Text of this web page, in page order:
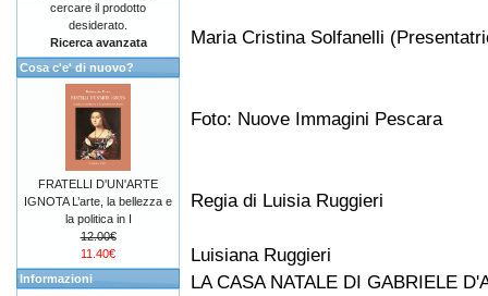
Maria Cristina Solfanelli
Foto: Nuove Immagini Pescara
Regia di Luisia Ruggieri
Luisiana Ruggieri
LA CASA NATALE DI GABRIELE
cercare il prodotto
desiderato.
Ricerca avanzata
Cosa c'e' di nuovo?
FRATELLI D'UN'ARTE
IGNOTA L’arte, la bellezza e
la politica in I
12.00€
11.40€
Informazioni